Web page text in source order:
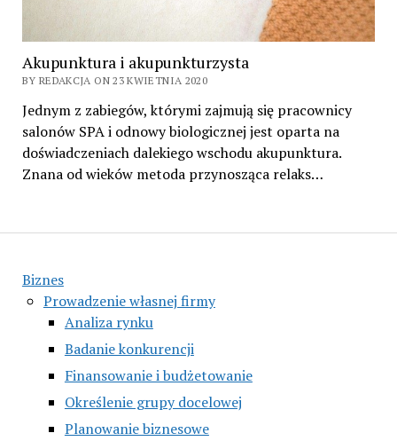
Biznes
Prowadzenie własnej firmy
Analiza rynku
Badanie konkurencji
Finansowanie i budżetowanie
Określenie grupy docelowej
Planowanie biznesowe
Akupunktura i akupunkturzysta
BY REDAKCJA ON 23 KWIETNIA 2020
Jednym z zabiegów, którymi zajmują się pracownicy
salonów SPA i odnowy biologicznej jest oparta na
doświadczeniach dalekiego wschodu akupunktura.
Znana od wieków metoda przynosząca relaks…